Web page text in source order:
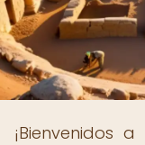
¡Bienvenidos a